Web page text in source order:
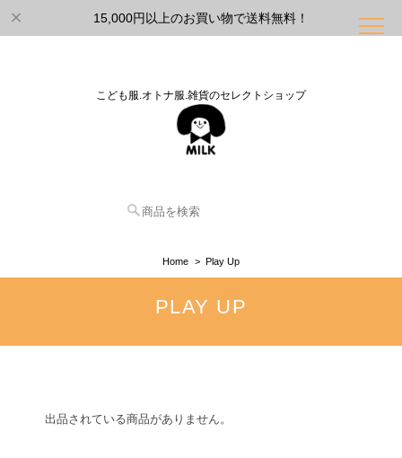
15,000円以上のお買い物で送料無料！
こども服.オトナ服.雑貨のセレクトショップ
Home Play Up
PLAY UP
出品されている商品がありません。